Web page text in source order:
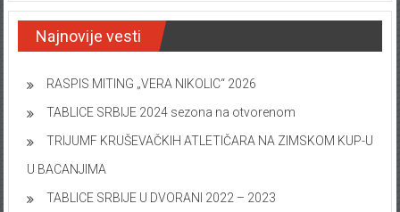
Najnovije vesti
RASPIS MITING „VERA NIKOLIC“ 2026
TABLICE SRBIJE 2024 sezona na otvorenom
TRIJUMF KRUŠEVAČKIH ATLETIČARA NA ZIMSKOM KUP-U
U BACANJIMA
TABLICE SRBIJE U DVORANI 2022 – 2023